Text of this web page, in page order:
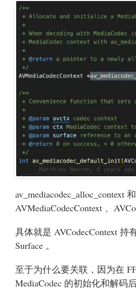
av_mediacodec_alloc_context
AVMediaCodecContext 、
具体就是 AVCodecContext 持
Surface 。
至于为什么要关联，因为在
MediaCodec 的初始化和解码